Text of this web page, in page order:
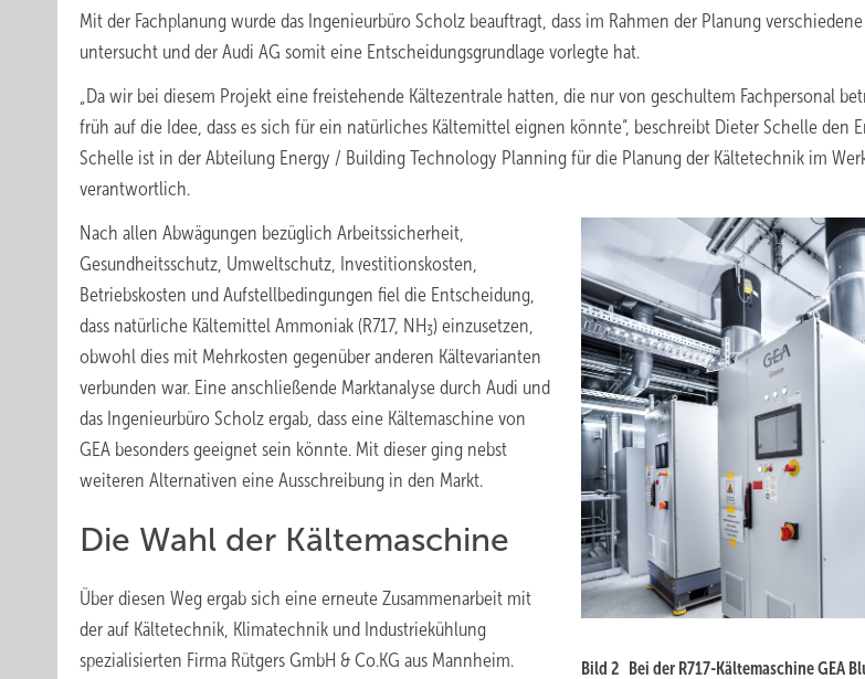
Mit der Fachplanung wurde das Ingenieurbüro Scholz beauftragt, dass im Rahmen der Planung
untersucht und der Audi AG somit eine Entscheidungsgrundlage vorlegte hat.
„Da wir bei diesem Projekt eine freistehende Kältezentrale hatten, die nur von geschultem Fachpersonal
früh auf die Idee, dass es sich für ein natürliches Kältemittel eignen könnte“, beschreibt Dieter Schelle den
Schelle ist in der Abteilung Energy / Building Technology Planning für die Planung der Kältetechnik im
verantwortlich.
Bild 2 Bei der R717-Kältemaschine GEA
Nach allen Abwägungen bezüglich Arbeitssicherheit,
Gesundheitsschutz, Umweltschutz, Investitionskosten,
Betriebskosten und Aufstellbedingungen fiel die Entscheidung,
dass natürliche Kältemittel Ammoniak (R717, NH3) einzusetzen,
obwohl dies mit Mehrkosten gegenüber anderen Kältevarianten
verbunden war. Eine anschließende Marktanalyse durch Audi und
das Ingenieurbüro Scholz ergab, dass eine Kältemaschine von
GEA besonders geeignet sein könnte. Mit dieser ging nebst
weiteren Alternativen eine Ausschreibung in den Markt.
Die Wahl der Kältemaschine
Über diesen Weg ergab sich eine erneute Zusammenarbeit mit
der auf Kältetechnik, Klimatechnik und Industriekühlung
spezialisierten Firma Rütgers GmbH & Co.KG aus Mannheim.